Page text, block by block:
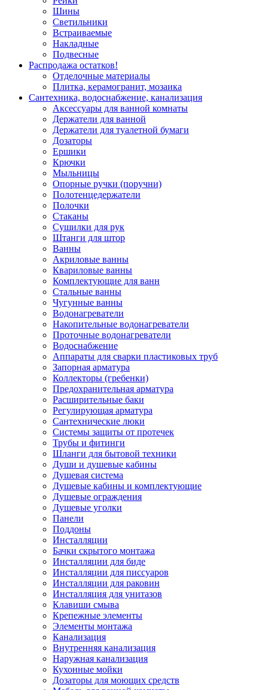
Шины
Светильники
Встраиваемые
Накладные
Подвесные
Распродажа остатков!
Отделочные материалы
Плитка, керамогранит, мозаика
Сантехника, водоснабжение, канализация
Аксессуары для ванной комнаты
Держатели для ванной
Держатели для туалетной бумаги
Дозаторы
Ершики
Крючки
Мыльницы
Опорные ручки (поручни)
Полотенцедержатели
Полочки
Стаканы
Сушилки для рук
Штанги для штор
Ванны
Акриловые ванны
Квариловые ванны
Комплектующие для ванн
Стальные ванны
Чугунные ванны
Водонагреватели
Накопительные водонагреватели
Проточные водонагреватели
Водоснабжение
Аппараты для сварки пластиковых труб
Запорная арматура
Коллекторы (гребенки)
Предохранительная арматура
Расширительные баки
Регулирующая арматура
Сантехнические люки
Системы защиты от протечек
Трубы и фитинги
Шланги для бытовой техники
Души и душевые кабины
Душевая система
Душевые кабины и комплектующие
Душевые ограждения
Душевые уголки
Панели
Поддоны
Инсталляции
Бачки скрытого монтажа
Инсталляции для биде
Инсталляции для писсуаров
Инсталляции для раковин
Инсталляция для унитазов
Клавиши смыва
Крепежные элементы
Элементы монтажа
Канализация
Внутренняя канализация
Наружная канализация
Кухонные мойки
Дозаторы для моющих средств